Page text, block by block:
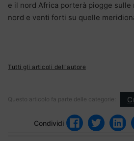
e il nord Africa porterà piogge
nord e venti forti su quelle
Tutti gli articoli dell'autore
Questo articolo fa parte delle categorie:
Condividi